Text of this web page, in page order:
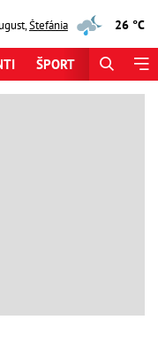
,Štefánia 26 °C
ŠPORT